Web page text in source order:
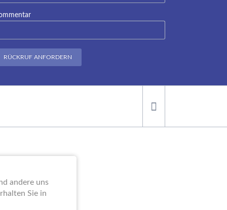
RÜCKRUF ANFORDERN
andere uns
Sie in